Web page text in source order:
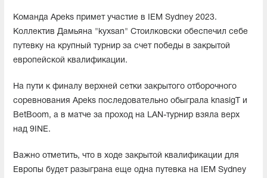
Команда Apeks примет участие в IEM Sydney 2023.
Коллектив Дамьяна "kyxsan" Стоилковски обеспечил себе
путевку на крупный турнир за счет победы в закрытой
европейской квалификации.
На пути к финалу верхней сетки закрытого отборочного
соревнования Apeks последовательно обыграла knasigT и
BetBoom, а в матче за проход на LAN-турнир взяла верх
над 9INE.
Важно отметить, что в ходе закрытой квалификации для
Европы будет разыграна еще одна путевка на IEM Sydney